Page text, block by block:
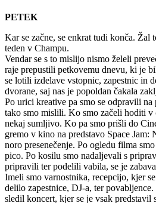
PETEK
Kar se začne, se enkrat tudi konča. Žal
teden v Champu.
Vendar se s to mislijo nismo želeli
raje prepustili petkovemu dnevu, ki je
se lotili izdelave vstopnic, zapestnic in
dvorane, saj nas je popoldan čakala
Po urici kreative pa smo se odpravili na
tako smo mislili. Ko smo začeli hoditi v
nekaj sumljivo. Ko pa smo prišli do
gremo v kino na predstavo Space Jam:
noro presenečenje. Po ogledu filma
pico. Po kosilu smo nadaljevali s
pripravili ter podelili vabila, se je
Imeli smo varnostnika, recepcijo, kjer
delilo zapestnice, DJ-a, ter
sledil koncert, kjer se je vsak predstavil